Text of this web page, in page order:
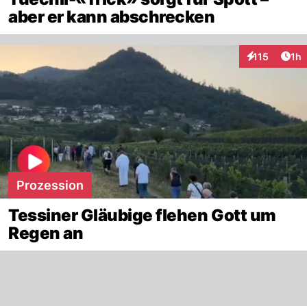
aber er kann abschrecken
115
Interaktionen
1h
Prozession
Tessiner Gläubige flehen Gott um
Regen an